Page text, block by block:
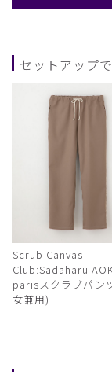
セットアップ
Scrub Canvas
Club:Sadaharu
parisスクラブパン
女兼用)